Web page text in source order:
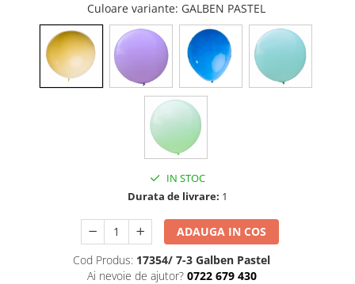
Margarete
Narcise
Wisteria
Capete flori
Cap orhidee phalaenopsis
Flori artificiale la ghiveci
Verdeata decorativa
Petrecere Baieti
Petrecere Adulti
Culoare variante: GALBEN PASTEL
IN STOC
Durata de livrare: 1
ADAUGA IN COS
Cod Produs: 17354/ 7-3 Galben Pastel
Ai nevoie de ajutor? 0722 679 430